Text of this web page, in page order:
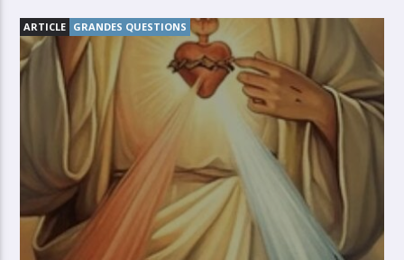
ARTICLE GRANDES QUESTIONS